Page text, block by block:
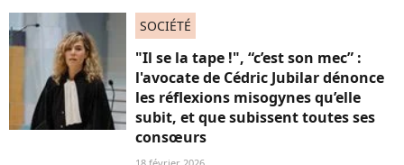
SOCIÉTÉ
"Il se la tape !", “c’est son mec” :
l'avocate de Cédric Jubilar dénonce
les réflexions misogynes qu’elle
subit, et que subissent toutes ses
consœurs